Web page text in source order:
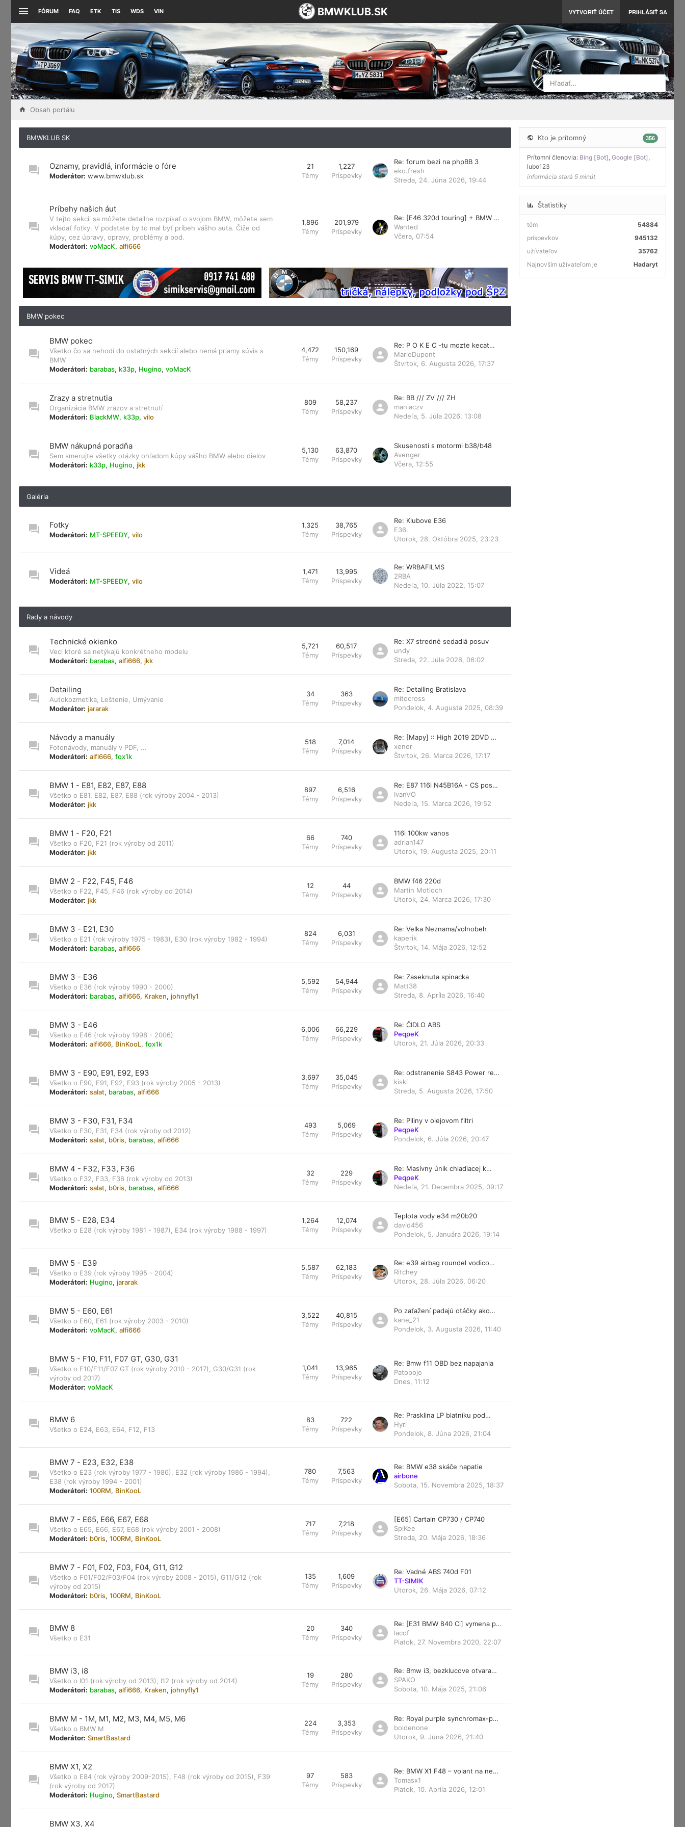
FÓRUM FAQ ETK TIS WDS VIN VYTVORIŤ ÚČET PRIHLÁSIŤ SA
BMWKLUB.SK
Hľadať…
Obsah portálu
BMWKLUB SK
Oznamy, pravidlá, informácie o fóre
Moderátor: www.bmwklub.sk
21
Témy
1,227
Príspevky
Re: forum bezi na phpBB 3
eko.fresh
Streda, 24. Júna 2026, 19:44
Príbehy našich áut
V tejto sekcii sa môžete detailne rozpísať o svojom BMW, môžete sem
vkladať fotky. V podstate by to mal byť príbeh vášho auta. Čiže od
kúpy, cez úpravy, opravy, problémy a pod.
Moderátori: voMacK, alfi666
1,896
Témy
201,979
Príspevky
Re: [E46 320d touring] + BMW …
Wanted
Včera, 07:54
BMW pokec
BMW pokec
Všetko čo sa nehodí do ostatných sekcií alebo nemá priamy súvis s
BMW
Moderátori: barabas, k33p, Hugino, voMacK
4,472
Témy
150,169
Príspevky
Re: P O K E C -tu mozte kecat…
MarioDupont
Štvrtok, 6. Augusta 2026, 17:37
Zrazy a stretnutia
Organizácia BMW zrazov a stretnutí
Moderátori: BlackMW, k33p, vilo
809
Témy
58,237
Príspevky
Re: BB /// ZV /// ZH
maniaczv
Nedeľa, 5. Júla 2026, 13:08
BMW nákupná poradňa
Sem smerujte všetky otázky ohľadom kúpy vášho BMW alebo dielov
Moderátori: k33p, Hugino, jkk
5,130
Témy
63,870
Príspevky
Skusenosti s motormi b38/b48
Avenger
Včera, 12:55
Galéria
Fotky
Moderátori: MT-SPEEDY, vilo
1,325
Témy
38,765
Príspevky
Re: Klubove E36
E36.
Utorok, 28. Októbra 2025, 23:23
Videá
Moderátori: MT-SPEEDY, vilo
1,471
Témy
13,995
Príspevky
Re: WRBAFILMS
2RBA
Nedeľa, 10. Júla 2022, 15:07
Rady a návody
Technické okienko
Veci ktoré sa netýkajú konkrétneho modelu
Moderátori: barabas, alfi666, jkk
5,721
Témy
60,517
Príspevky
Re: X7 stredné sedadlá posuv
undy
Streda, 22. Júla 2026, 06:02
Detailing
Autokozmetika, Leštenie, Umývanie
Moderátor: jararak
34
Témy
363
Príspevky
Re: Detailing Bratislava
mitocross
Pondelok, 4. Augusta 2025, 08:39
Návody a manuály
Fotonávody, manuály v PDF, ...
Moderátori: alfi666, fox1k
518
Témy
7,014
Príspevky
Re: [Mapy] :: High 2019 2DVD …
xener
Štvrtok, 26. Marca 2026, 17:17
BMW 1 - E81, E82, E87, E88
Všetko o E81, E82, E87, E88 (rok výroby 2004 - 2013)
Moderátor: jkk
897
Témy
6,516
Príspevky
Re: E87 116i N45B16A - CS pos…
IvanVO
Nedeľa, 15. Marca 2026, 19:52
BMW 1 - F20, F21
Všetko o F20, F21 (rok výroby od 2011)
Moderátor: jkk
66
Témy
740
Príspevky
116i 100kw vanos
adrian147
Utorok, 19. Augusta 2025, 20:11
BMW 2 - F22, F45, F46
Všetko o F22, F45, F46 (rok výroby od 2014)
Moderátor: jkk
12
Témy
44
Príspevky
BMW f46 220d
Martin Motloch
Utorok, 24. Marca 2026, 17:30
BMW 3 - E21, E30
Všetko o E21 (rok výroby 1975 - 1983), E30 (rok výroby 1982 - 1994)
Moderátori: barabas, alfi666
824
Témy
6,031
Príspevky
Re: Velka Neznama/volnobeh
kaperik
Štvrtok, 14. Mája 2026, 12:52
BMW 3 - E36
Všetko o E36 (rok výroby 1990 - 2000)
Moderátori: barabas, alfi666, Kraken, johnyfly1
5,592
Témy
54,944
Príspevky
Re: Zaseknuta spinacka
Matt38
Streda, 8. Apríla 2026, 16:40
BMW 3 - E46
Všetko o E46 (rok výroby 1998 - 2006)
Moderátori: alfi666, BinKooL, fox1k
6,006
Témy
66,229
Príspevky
Re: ČIDLO ABS
PeqpeK
Utorok, 21. Júla 2026, 20:33
BMW 3 - E90, E91, E92, E93
Všetko o E90, E91, E92, E93 (rok výroby 2005 - 2013)
Moderátori: salat, barabas, alfi666
3,697
Témy
35,045
Príspevky
Re: odstranenie S843 Power re…
kiski
Streda, 5. Augusta 2026, 17:50
BMW 3 - F30, F31, F34
Všetko o F30, F31, F34 (rok výroby od 2012)
Moderátori: salat, b0ris, barabas, alfi666
493
Témy
5,069
Príspevky
Re: Piliny v olejovom filtri
PeqpeK
Pondelok, 6. Júla 2026, 20:47
BMW 4 - F32, F33, F36
Všetko o F32, F33, F36 (rok výroby od 2013)
Moderátori: salat, b0ris, barabas, alfi666
32
Témy
229
Príspevky
Re: Masívny únik chladiacej k…
PeqpeK
Nedeľa, 21. Decembra 2025, 09:17
BMW 5 - E28, E34
Všetko o E28 (rok výroby 1981 - 1987), E34 (rok výroby 1988 - 1997)
1,264
Témy
12,074
Príspevky
Teplota vody e34 m20b20
david456
Pondelok, 5. Januára 2026, 19:14
BMW 5 - E39
Všetko o E39 (rok výroby 1995 - 2004)
Moderátori: Hugino, jararak
5,587
Témy
62,183
Príspevky
Re: e39 airbag roundel vodico…
Ritchey
Utorok, 28. Júla 2026, 06:20
BMW 5 - E60, E61
Všetko o E60, E61 (rok výroby 2003 - 2010)
Moderátori: voMacK, alfi666
3,522
Témy
40,815
Príspevky
Po zaťažení padajú otáčky ako…
kane_21
Pondelok, 3. Augusta 2026, 11:40
BMW 5 - F10, F11, F07 GT, G30, G31
Všetko o F10/F11/F07 GT (rok výroby 2010 - 2017), G30/G31 (rok
výroby od 2017)
Moderátor: voMacK
1,041
Témy
13,965
Príspevky
Re: Bmw f11 OBD bez napajania
Patopojo
Dnes, 11:12
BMW 6
Všetko o E24, E63, E64, F12, F13
83
Témy
722
Príspevky
Re: Prasklina LP blatníku pod…
Hyri
Pondelok, 8. Júna 2026, 21:04
BMW 7 - E23, E32, E38
Všetko o E23 (rok výroby 1977 - 1986), E32 (rok výroby 1986 - 1994),
E38 (rok výroby 1994 - 2001)
Moderátori: 100RM, BinKooL
780
Témy
7,563
Príspevky
Re: BMW e38 skáče napatie
airbone
Sobota, 15. Novembra 2025, 18:37
BMW 7 - E65, E66, E67, E68
Všetko o E65, E66, E67, E68 (rok výroby 2001 - 2008)
Moderátori: b0ris, 100RM, BinKooL
717
Témy
7,218
Príspevky
[E65] Cartain CP730 / CP740
SpiKee
Streda, 20. Mája 2026, 18:36
BMW 7 - F01, F02, F03, F04, G11, G12
Všetko o F01/F02/F03/F04 (rok výroby 2008 - 2015), G11/G12 (rok
výroby od 2015)
Moderátori: b0ris, 100RM, BinKooL
135
Témy
1,609
Príspevky
Re: Vadné ABS 740d F01
TT-SIMIK
Utorok, 26. Mája 2026, 07:12
BMW 8
Všetko o E31
20
Témy
340
Príspevky
Re: [E31 BMW 840 Ci] vymena p…
lacof
Piatok, 27. Novembra 2020, 22:07
BMW i3, i8
Všetko o I01 (rok výroby od 2013), I12 (rok výroby od 2014)
Moderátori: barabas, alfi666, Kraken, johnyfly1
19
Témy
280
Príspevky
Re: Bmw i3, bezklucove otvara…
SPAKO
Sobota, 10. Mája 2025, 21:06
BMW M - 1M, M1, M2, M3, M4, M5, M6
Všetko o BMW M
Moderátor: SmartBastard
224
Témy
3,353
Príspevky
Re: Royal purple synchromax-p…
boldenone
Utorok, 9. Júna 2026, 21:40
BMW X1, X2
Všetko o E84 (rok výroby 2009-2015), F48 (rok výroby od 2015), F39
(rok výroby od 2017)
Moderátori: Hugino, SmartBastard
97
Témy
583
Príspevky
Re: BMW X1 F48 – volant na ne…
Tomasx1
Piatok, 10. Apríla 2026, 12:01
BMW X3, X4
Kto je prítomný 356
Prítomní členovia: Bing [Bot] , Google [Bot] ,
lubo123
informácia stará 5 minút
Štatistiky
54884
tém
945132
príspevkov
35762
užívateľov
Najnovším užívateľom je
Hadaryt